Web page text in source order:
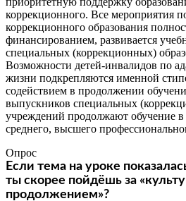
Опрос
Если тема на уроке
ты скорее пойдёшь за
продолжением»?